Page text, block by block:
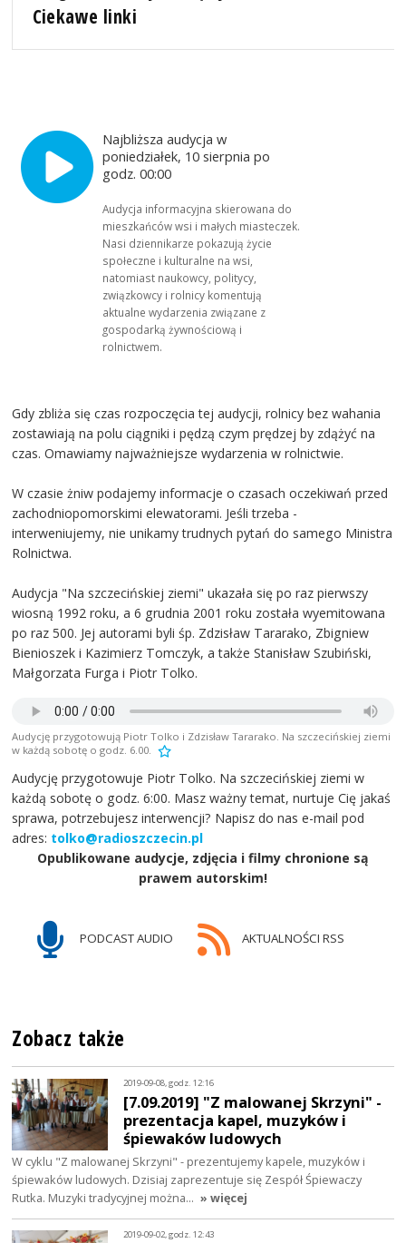
Ciekawe linki
Najbliższa audycja w
poniedziałek, 10 sierpnia po
godz. 00:00
Audycja informacyjna skierowana do
mieszkańców wsi i małych miasteczek.
Nasi dziennikarze pokazują życie
społeczne i kulturalne na wsi,
natomiast naukowcy, politycy,
związkowcy i rolnicy komentują
aktualne wydarzenia związane z
gospodarką żywnościową i
rolnictwem.
Gdy zbliża się czas rozpoczęcia tej audycji, rolnicy bez wahania
zostawiają na polu ciągniki i pędzą czym prędzej by zdążyć na
czas. Omawiamy najważniejsze wydarzenia w rolnictwie.
W czasie żniw podajemy informacje o czasach oczekiwań przed
zachodniopomorskimi elewatorami. Jeśli trzeba -
interweniujemy, nie unikamy trudnych pytań do samego Ministra
Rolnictwa.
Audycja "Na szczecińskiej ziemi" ukazała się po raz pierwszy
wiosną 1992 roku, a 6 grudnia 2001 roku została wyemitowana
po raz 500. Jej autorami byli śp. Zdzisław Tararako, Zbigniew
Bienioszek i Kazimierz Tomczyk, a także Stanisław Szubiński,
Małgorzata Furga i Piotr Tolko.
Audycję przygotowują Piotr Tolko i Zdzisław Tararako. Na szczecińskiej ziemi
w każdą sobotę o godz. 6.00.
Audycję przygotowuje Piotr Tolko. Na szczecińskiej ziemi w
każdą sobotę o godz. 6:00. Masz ważny temat, nurtuje Cię jakaś
sprawa, potrzebujesz interwencji? Napisz do nas e-mail pod
adres: tolko@radioszczecin.pl
Opublikowane audycje, zdjęcia i filmy chronione są
prawem autorskim!
PODCAST AUDIO AKTUALNOŚCI RSS
Zobacz także
2019-09-08, godz. 12:16
[7.09.2019] "Z malowanej Skrzyni" -
prezentacja kapel, muzyków i
śpiewaków ludowych
W cyklu "Z malowanej Skrzyni" - prezentujemy kapele, muzyków i
śpiewaków ludowych. Dzisiaj zaprezentuje się Zespół Śpiewaczy
Rutka. Muzyki tradycyjnej można… » więcej
2019-09-02, godz. 12:43